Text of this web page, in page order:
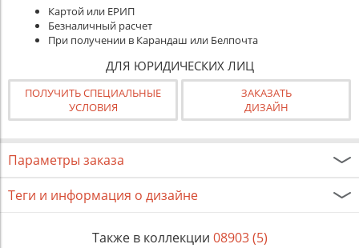
Картой или ЕРИП
Безналичный расчет
При получении в Карандаш или Белпочта
ДЛЯ ЮРИДИЧЕСКИХ ЛИЦ
ПОЛУЧИТЬ СПЕЦИАЛЬНЫЕ
УСЛОВИЯ
ЗАКАЗАТЬ
ДИЗАЙН
Параметры заказа
Теги и информация о дизайне
Также в коллекции 08903 (5)